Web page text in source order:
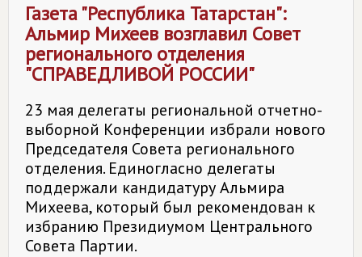
Газета "Республика Татарстан":
Альмир Михеев возглавил Совет
регионального отделения
"СПРАВЕДЛИВОЙ РОССИИ"
23 мая делегаты региональной отчетно-
выборной Конференции избрали нового
Председателя Совета регионального
отделения. Единогласно делегаты
поддержали кандидатуру Альмира
Михеева, который был рекомендован к
избранию Президиумом Центрального
Совета Партии.